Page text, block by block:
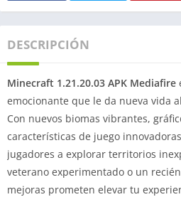
DESCRIPCIÓN
Minecraft 1.21.20.03 APK Mediafire
emocionante que le da nueva vida
Con nuevos biomas vibrantes,
características de juego
jugadores a explorar territorios
veterano experimentado o un
mejoras prometen elevar tu